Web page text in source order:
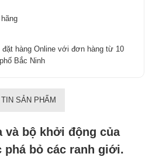
đặt hàng Online với đơn hàng từ 10
Bắc Ninh
SẢN PHẨM
và bộ khởi động của
bỏ các ranh giới.